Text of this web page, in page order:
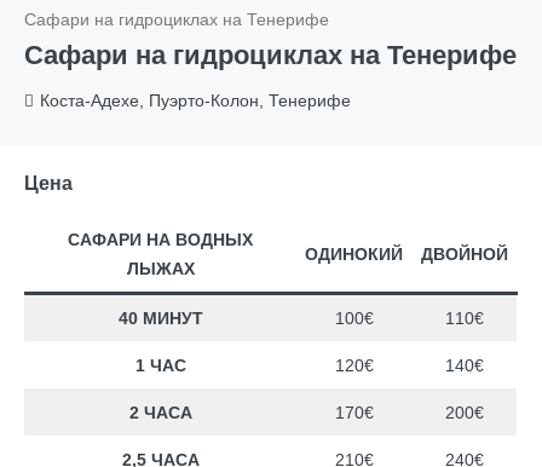
Сафари на гидроциклах на Тенерифе
Сафари на гидроциклах на Тенерифе
Коста-Адехе, Пуэрто-Колон, Тенерифе
Цена
САФАРИ НА ВОДНЫХ
ЛЫЖАХ
ОДИНОКИЙ ДВОЙНОЙ
40 МИНУТ 100€ 110€
1 ЧАС 120€ 140€
2 ЧАСА 170€ 200€
2,5 ЧАСА 210€ 240€